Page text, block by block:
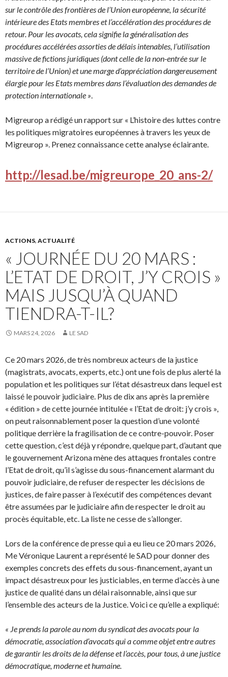
sur le contrôle des frontières de l’Union européenne, la sécurité
intérieure des Etats membres et l’accélération des procédures de
retour. Pour les avocats, cela signifie la généralisation des
procédures accélérées assorties de délais intenables, l’utilisation
massive de fictions juridiques (dont celle de la non-entrée sur le
territoire de l’Union) et une marge d’appréciation dangereusement
élargie pour les Etats membres dans l’évaluation des demandes de
protection internationale ».
Migreurop a rédigé un rapport sur « L’histoire des luttes contre
les politiques migratoires européennes à travers les yeux de
Migreurop ». Prenez connaissance cette analyse éclairante.
http://lesad.be/migreurope_20_ans-2/
ACTIONS, ACTUALITÉ
« JOURNÉE DU 20 MARS :
L’ETAT DE DROIT, J’Y CROIS »
MAIS JUSQU’À QUAND
TIENDRA-T-IL?
MARS 24, 2026 LE SAD
Ce 20 mars 2026, de très nombreux acteurs de la justice
(magistrats, avocats, experts, etc.) ont une fois de plus alerté la
population et les politiques sur l’état désastreux dans lequel est
laissé le pouvoir judiciaire. Plus de dix ans après la première
« édition » de cette journée intitulée « l’Etat de droit: j’y crois »,
on peut raisonnablement poser la question d’une volonté
politique derrière la fragilisation de ce contre-pouvoir. Poser
cette question, c’est déjà y répondre, quelque part, d’autant que
le gouvernement Arizona mène des attaques frontales contre
l’Etat de droit, qu’il s’agisse du sous-financement alarmant du
pouvoir judiciaire, de refuser de respecter les décisions de
justices, de faire passer à l’exécutif des compétences devant
être assumées par le judiciaire afin de respecter le droit au
procès équitable, etc. La liste ne cesse de s’allonger.
Lors de la conférence de presse qui a eu lieu ce 20 mars 2026,
Me Véronique Laurent a représenté le SAD pour donner des
exemples concrets des effets du sous-financement, ayant un
impact désastreux pour les justiciables, en terme d’accès à une
justice de qualité dans un délai raisonnable, ainsi que sur
l’ensemble des acteurs de la Justice. Voici ce qu’elle a expliqué:
« Je prends la parole au nom du syndicat des avocats pour la
démocratie, association d’avocats qui a comme objet entre autres
de garantir les droits de la défense et l’accès, pour tous, à une justice
démocratique, moderne et humaine.